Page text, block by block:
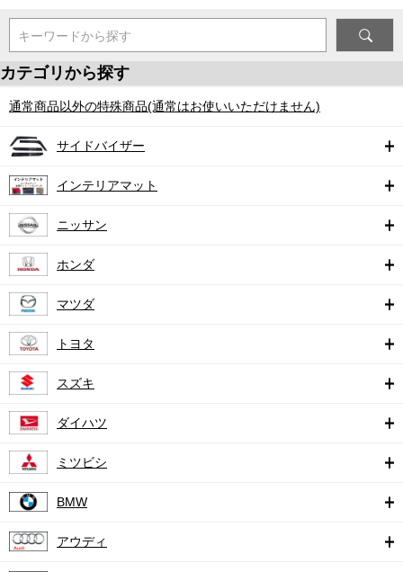
キーワードから探す
カテゴリから探す
通常商品以外の特殊商品(通常はお使いいただけません)
サイドバイザー
インテリアマット
ニッサン
ホンダ
マツダ
トヨタ
スズキ
ダイハツ
ミツビシ
BMW
アウディ